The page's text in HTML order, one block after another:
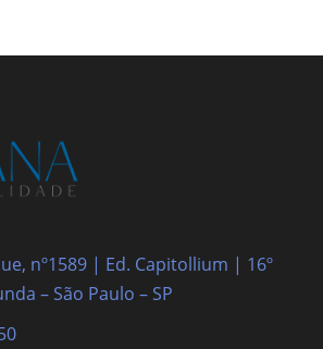
nº1589 | Ed. Capitollium | 16º
– São Paulo – SP